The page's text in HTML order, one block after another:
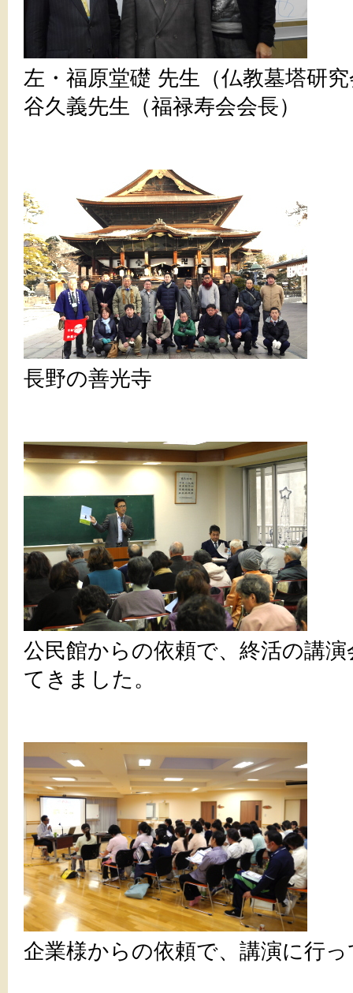
左・福原堂礎 先生（仏教墓塔研
谷久義先生（福禄寿会会長）
長野の善光寺
公民館からの依頼で、終活の講
てきました。
企業様からの依頼で、講演に行